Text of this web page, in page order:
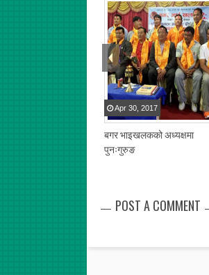
बगर भाइखलकको अध्यक्षमा
पुनःगुरुङ
Apr 30 2017
POST A COMMENT